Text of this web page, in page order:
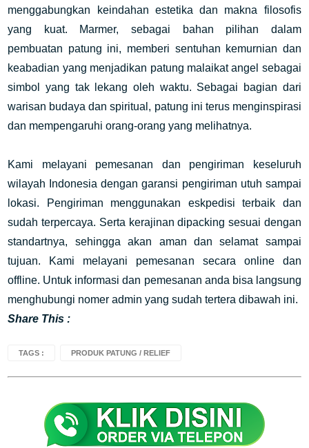
menggabungkan keindahan estetika dan makna filosofis
yang kuat. Marmer, sebagai bahan pilihan dalam
pembuatan patung ini, memberi sentuhan kemurnian dan
keabadian yang menjadikan patung malaikat angel sebagai
simbol yang tak lekang oleh waktu. Sebagai bagian dari
warisan budaya dan spiritual, patung ini terus menginspirasi
dan mempengaruhi orang-orang yang melihatnya.
Kami melayani pemesanan dan pengiriman keseluruh
wilayah Indonesia dengan garansi pengiriman utuh sampai
lokasi. Pengiriman menggunakan eskpedisi terbaik dan
sudah terpercaya. Serta kerajinan dipacking sesuai dengan
standartnya, sehingga akan aman dan selamat sampai
tujuan. Kami melayani pemesanan secara online dan
offline. Untuk informasi dan pemesanan anda bisa langsung
menghubungi nomer admin yang sudah tertera dibawah ini.
Share This :
TAGS : PRODUK PATUNG / RELIEF